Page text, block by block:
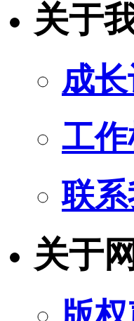
关于
成
工
联系
关于